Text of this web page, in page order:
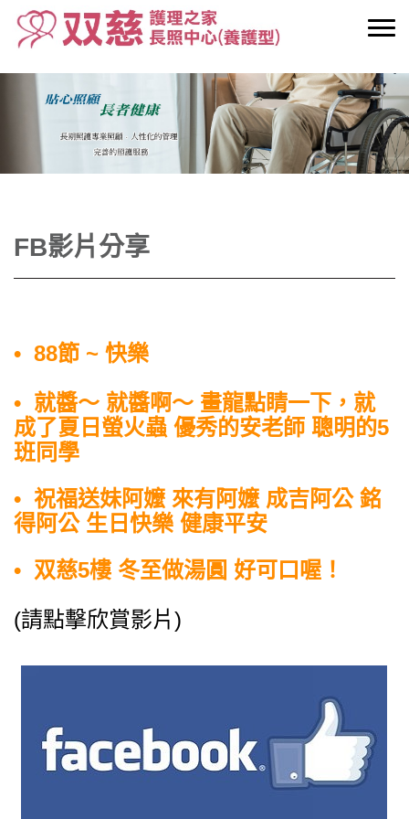
FB影片分享
• 88節 ~ 快樂
• 就醬～ 就醬啊～ 畫龍點睛一下，就
成了夏日螢火蟲 優秀的安老師 聰明的5
班同學
• 祝福送妹阿嬤 來有阿嬤 成吉阿公 銘
得阿公 生日快樂 健康平安
• 双慈5樓 冬至做湯圓 好可口喔！
(請點擊欣賞影片)